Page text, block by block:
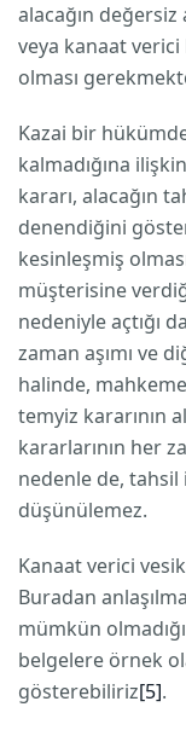
alacağın değersiz
veya kanaat
olması
Kazai bir
kalmadığına
kararı, alacağın
denendiğini
kesinleşmiş
müşterisine
nedeniyle açtığı
zaman aşımı ve
halinde,
temyiz kararının
kararlarının her
nedenle de, tahsil
düşünülemez.
Kanaat verici
Buradan
mümkün
belgelere örnek
gösterebiliriz[5].